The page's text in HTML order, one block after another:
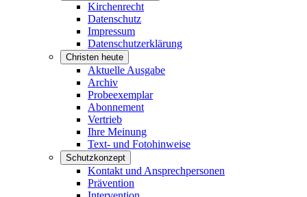
Kirchenrecht
Datenschutz
Impressum
Datenschutzerklärung
Christen heute
Aktuelle Ausgabe
Archiv
Probeexemplar
Abonnement
Vertrieb
Ihre Meinung
Text- und Fotohinweise
Schutzkonzept
Kontakt und Ansprechpersonen
Prävention